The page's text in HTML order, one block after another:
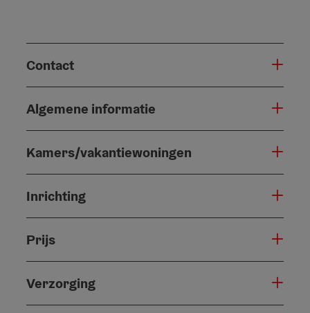
Contact
Algemene informatie
Kamers/vakantiewoningen
Inrichting
Prijs
Verzorging